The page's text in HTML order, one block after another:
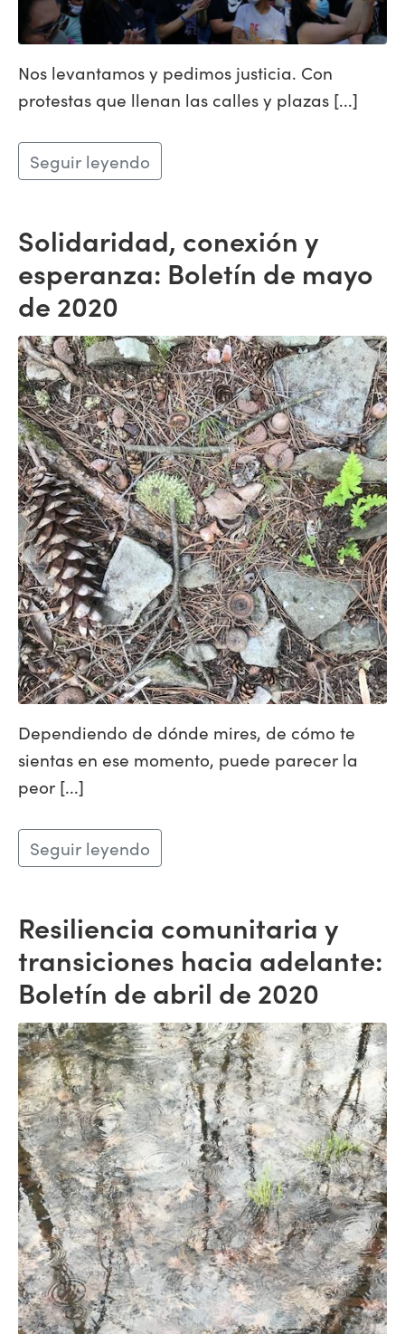
Nos levantamos y pedimos justicia. Con
protestas que llenan las calles y plazas [...]
Seguir leyendo
Solidaridad, conexión y
esperanza: Boletín de mayo
de 2020
Dependiendo de dónde mires, de cómo te
sientas en ese momento, puede parecer la
peor [...]
Seguir leyendo
Resiliencia comunitaria y
transiciones hacia adelante:
Boletín de abril de 2020